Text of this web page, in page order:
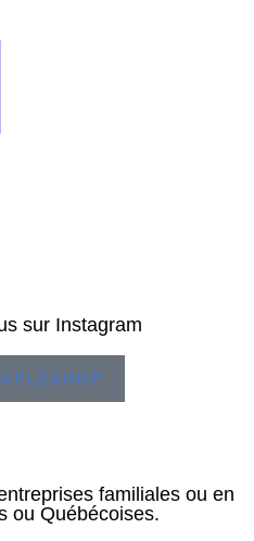
sur Instagram
familiales ou en
ou Québécoises.